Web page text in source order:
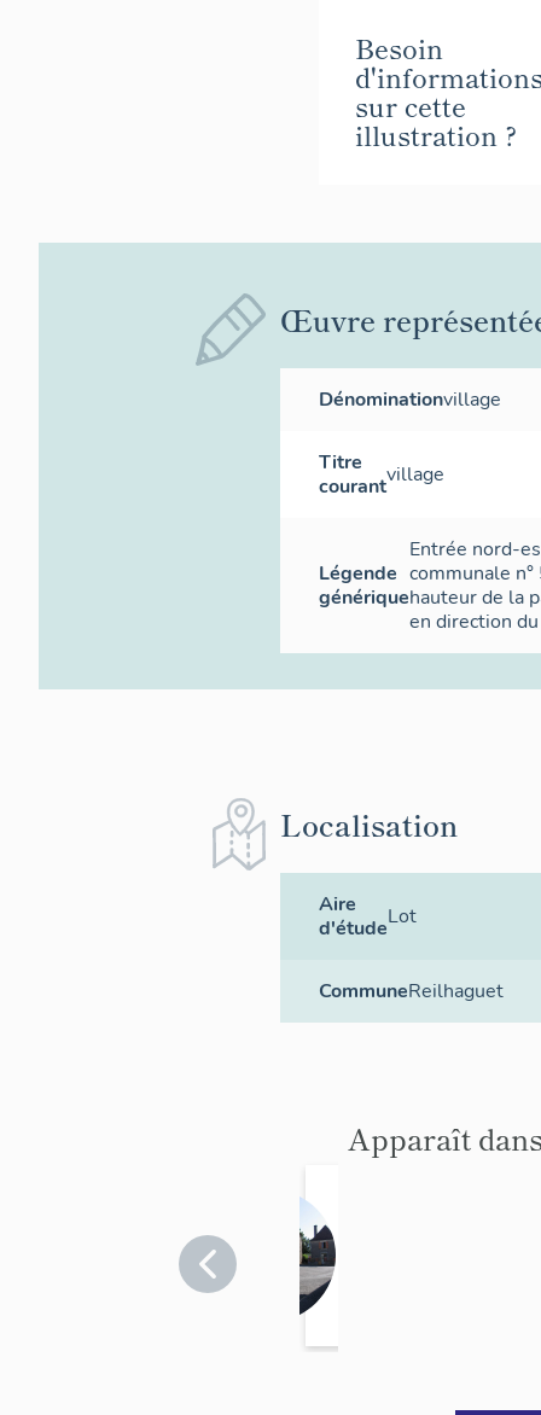
Besoin
sur cette
illustration ?
Œuvre
Dénominationvillage
Titre
courantvillage
Légende
générique
Entrée nord-
communale
hauteur de la
en direction
Localisation
Aire
d'étudeLot
CommuneReilhaguet
Apparaît